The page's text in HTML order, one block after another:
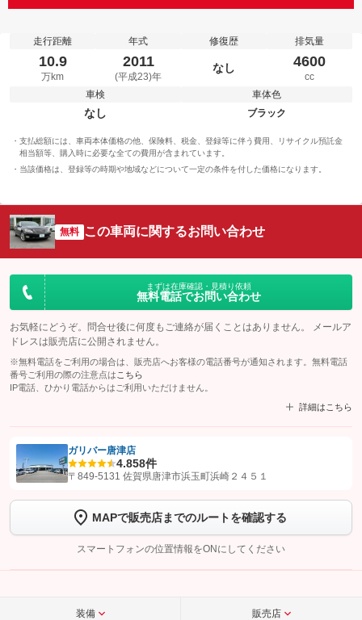
走行距離
10.9
万km
年式
2011
(平成23)年
修復歴
なし
排気量
4600
cc
車検
なし
車体色
ブラック
支払総額には、車両本体価格の他、保険料、税金、登録等に伴う費用、リサイクル預託金
相当額等、購入時に必要な全ての費用が含まれています。
当該価格は、登録等の時期や地域などについて一定の条件を付した価格になります。
無料 この車両に関するお問い合わせ
まずは在庫確認・見積り依頼
無料電話でお問い合わせ
お気軽にどうぞ。問合せ後に何度もご連絡が届くことはありません。 メールア
ドレスは販売店に公開されません。
※無料電話をご利用の場合は、販売店へお客様の電話番号が通知されます。無料電話
番号ご利用の際の注意点は こちら
IP電話、ひかり電話からはご利用いただけません。
詳細はこちら
【STEP1】認証画面でグーネットを友だち追加してから「許可する」ボタンを押
トーク画面で
ボタンをタップして問い合わせを
完了してください。
こちら
ガリバー唐津店
4.858件
〒849-5131 佐賀県唐津市浜玉町浜崎２４５１
MAPで販売店までのルートを確認する
スマートフォンの位置情報をONにしてください
装備 販売店